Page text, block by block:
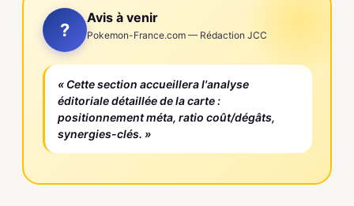
?
Avis à venir
Pokemon-France.com — Rédaction JCC
« Cette section accueillera l'analyse
éditoriale détaillée de la carte :
positionnement méta, ratio coût/dégâts,
synergies-clés. »